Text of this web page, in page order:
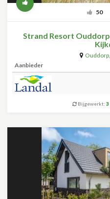
50
Strand Resort Ouddorp
Ouddorp,
Aanbieder
Bijgewerkt: 3